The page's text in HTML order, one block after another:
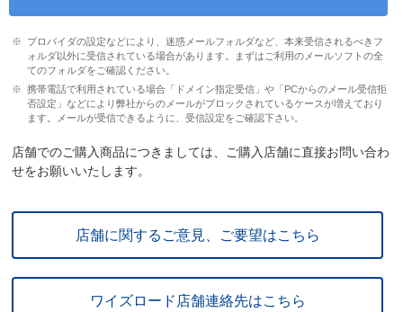
プロバイダの設定などにより、迷惑メールフォルダなど、本来受信されるべきフ
ォルダ以外に受信されている場合があります。まずはご利用のメールソフトの全
てのフォルダをご確認ください。
携帯電話で利用されている場合「ドメイン指定受信」や「PCからのメール受信拒
否設定」などにより弊社からのメールがブロックされているケースが増えており
ます。メールが受信できるように、受信設定をご確認下さい。
店舗でのご購入商品につきましては、ご購入店舗に直接お問い合わ
せをお願いいたします。
店舗に関するご意見、ご要望はこちら
ワイズロード店舗連絡先はこちら